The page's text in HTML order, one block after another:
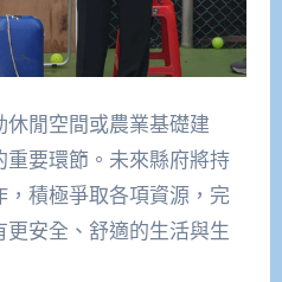
閒空間或農業基礎建
要環節。未來縣府將持
積極爭取各項資源，完
安全、舒適的生活與生